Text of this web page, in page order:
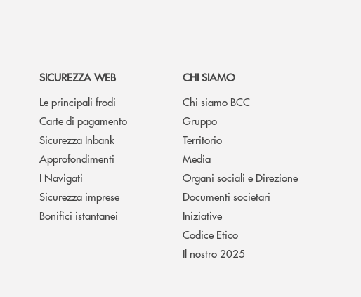
SICUREZZA WEB
Le principali frodi
Carte di pagamento
Sicurezza Inbank
Approfondimenti
I Navigati
Sicurezza imprese
Bonifici istantanei
CHI SIAMO
Chi siamo BCC
Gruppo
Territorio
Media
Organi sociali e Direzione
Documenti societari
Iniziative
Codice Etico
Il nostro 2025